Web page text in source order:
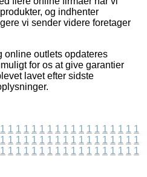
og indhenter
vi sender videre foretager
online outlets opdateres
for os at give garantier
lavet efter sidste
1 1 1 1 1 1 1 1 1 1 1 1 1 1 1 1 1 1
1 1 1 1 1 1 1 1 1 1 1 1 1 1 1 1 1 1
1 1 1 1 1 1 1 1 1 1 1 1 1 1 1 1 1 1